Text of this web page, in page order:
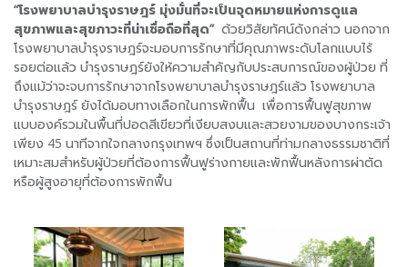
“โรงพยาบาลบำรุงราษฎร์ มุ่งมั่นที่จะเป็นจุดหมายแห่งการดูแล
สุขภาพและสุขภาวะที่น่าเชื่อถือที่สุด” ด้วยวิสัยทัศน์ดังกล่าว นอกจาก
โรงพยาบาลบำรุงราษฎร์จะมอบการรักษาที่มีคุณภาพระดับโลกแบบไร้
รอยต่อแล้ว บำรุงราษฎร์ยังให้ความสำคัญกับประสบการณ์ของผู้ป่วย ที่
ถึงแม้ว่าจะจบการรักษาจากโรงพยาบาลบำรุงราษฎร์แล้ว โรงพยาบาล
บำรุงราษฎร์ ยังได้มอบทางเลือกในการพักฟื้น เพื่อการฟื้นฟูสุขภาพ
แบบองค์รวมในพื้นที่ปอดสีเขียวที่เงียบสงบและสวยงามของบางกระเจ้า
เพียง 45 นาทีจากใจกลางกรุงเทพฯ ซึ่งเป็นสถานที่ท่ามกลางธรรมชาติที่
เหมาะสมสำหรับผู้ป่วยที่ต้องการฟื้นฟูร่างกายและพักฟื้นหลังการผ่าตัด
หรือผู้สูงอายุที่ต้องการพักฟื้น